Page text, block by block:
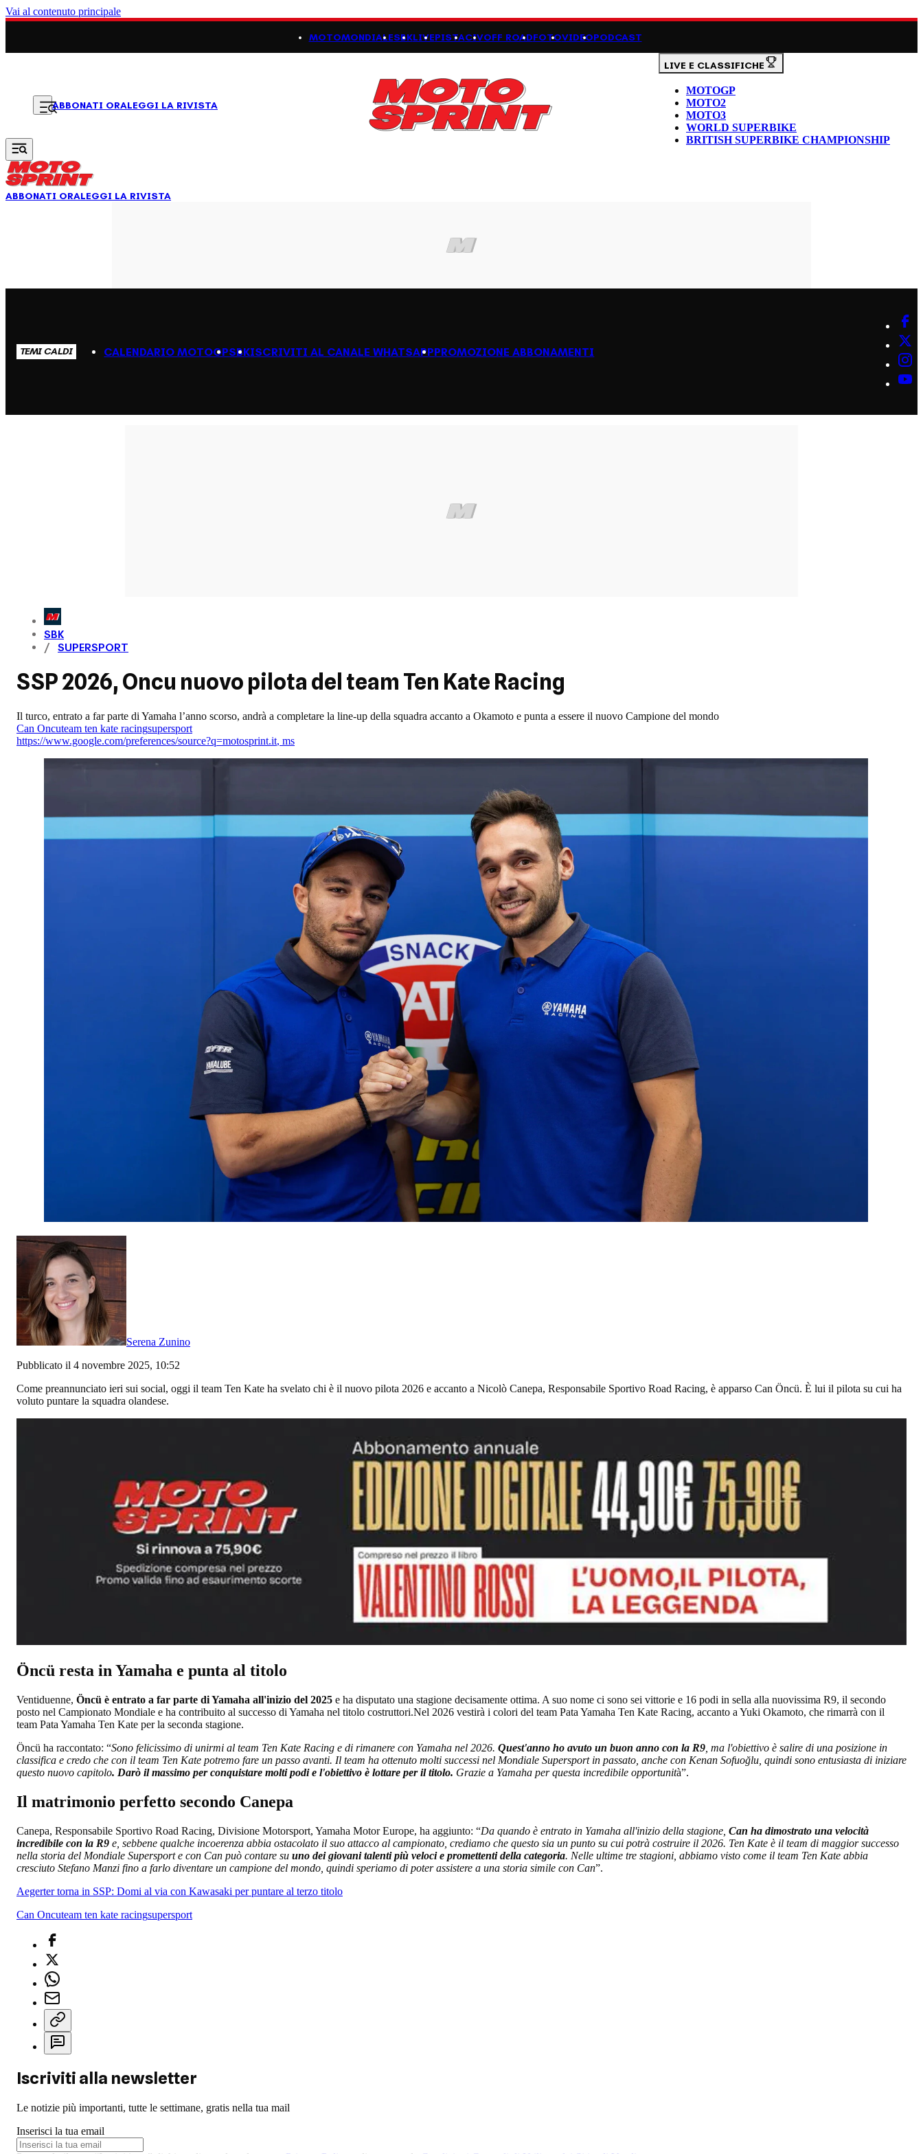
Vai al contenuto principale
MOTOMONDIALESBKLIVEPISTACIVOFF ROADFOTOVIDEOPODCAST
ABBONATI ORALEGGI LA RIVISTA
LIVE E CLASSIFICHE
MOTOGP
MOTO2
MOTO3
WORLD SUPERBIKE
BRITISH SUPERBIKE CHAMPIONSHIP
ABBONATI ORALEGGI LA RIVISTA
TEMI CALDI CALENDARIO MOTOGPSBKISCRIVITI AL CANALE WHATSAPPPROMOZIONE ABBONAMENTI
SBK
SUPERSPORT
SSP 2026, Oncu nuovo pilota del team Ten Kate Racing
Il turco, entrato a far parte di Yamaha l’anno scorso, andrà a completare la line-up della squadra accanto a Okamoto e punta a essere il nuovo Campione del mondo
Can Oncuteam ten kate racingsupersport
https://www.google.com/preferences/source?q=motosprint.it, ms
Serena Zunino
Pubblicato il 4 novembre 2025, 10:52
Come preannunciato ieri sui social, oggi il team Ten Kate ha svelato chi è il nuovo pilota 2026 e accanto a Nicolò Canepa, Responsabile Sportivo Road Racing, è apparso Can Öncü. È lui il pilota su cui ha
voluto puntare la squadra olandese.
Öncü resta in Yamaha e punta al titolo
Ventiduenne, Öncü è entrato a far parte di Yamaha all'inizio del 2025 e ha disputato una stagione decisamente ottima. A suo nome ci sono sei vittorie e 16 podi in sella alla nuovissima R9, il secondo
posto nel Campionato Mondiale e ha contribuito al successo di Yamaha nel titolo costruttori.Nel 2026 vestirà i colori del team Pata Yamaha Ten Kate Racing, accanto a Yuki Okamoto, che rimarrà con il
team Pata Yamaha Ten Kate per la seconda stagione.
Öncü ha raccontato: “Sono felicissimo di unirmi al team Ten Kate Racing e di rimanere con Yamaha nel 2026. Quest'anno ho avuto un buon anno con la R9 , ma l'obiettivo è salire di una posizione in
classifica e credo che con il team Ten Kate potremo fare un passo avanti. Il team ha ottenuto molti successi nel Mondiale Supersport in passato, anche con Kenan Sofuoğlu, quindi sono entusiasta di iniziare
questo nuovo capitolo. Darò il massimo per conquistare molti podi e l'obiettivo è lottare per il titolo. Grazie a Yamaha per questa incredibile opportunità”.
Il matrimonio perfetto secondo Canepa
Canepa, Responsabile Sportivo Road Racing, Divisione Motorsport, Yamaha Motor Europe, ha aggiunto: “Da quando è entrato in Yamaha all'inizio della stagione, Can ha dimostrato una velocità
incredibile con la R9 e, sebbene qualche incoerenza abbia ostacolato il suo attacco al campionato, crediamo che questo sia un punto su cui potrà costruire il 2026. Ten Kate è il team di maggior successo
nella storia del Mondiale Supersport e con Can può contare su uno dei giovani talenti più veloci e promettenti della categoria. Nelle ultime tre stagioni, abbiamo visto come il team Ten Kate abbia
cresciuto Stefano Manzi fino a farlo diventare un campione del mondo, quindi speriamo di poter assistere a una storia simile con Can”.
Aegerter torna in SSP: Domi al via con Kawasaki per puntare al terzo titolo
Can Oncuteam ten kate racingsupersport
Iscriviti alla newsletter
Le notizie più importanti, tutte le settimane, gratis nella tua mail
Inserisci la tua email